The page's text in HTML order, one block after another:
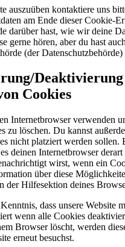
auszuüben kontaktiere uns
am Ende dieser Cookie-
darüber hast, wie wir deine
gerne hören, aber du hast
(der
Cookies
Internetbrowser verwenden
zu löschen. Du kannst
nicht platziert werden sollen.
deinen Internetbrowser derart
wirst, wenn ein
über diese
der Hilfesektion deines
dass unsere Website
wenn alle Cookies
Browser löscht, werden
erneut besuchst.